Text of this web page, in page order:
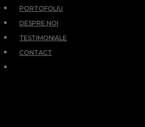
PORTOFOLIU
DESPRE NOI
TESTIMONIALE
CONTACT